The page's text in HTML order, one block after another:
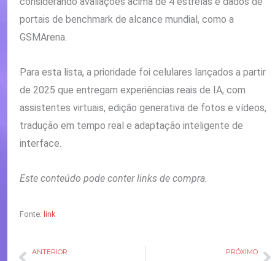
portais de benchmark de alcance mundial, como a
GSMArena.
Para esta lista, a prioridade foi celulares lançados a partir
de 2025 que entregam experiências reais de IA, com
assistentes virtuais, edição generativa de fotos e vídeos,
tradução em tempo real e adaptação inteligente de
interface.
Este conteúdo pode conter links de compra.
Fonte: link
ANTERIOR PRÓXIMO